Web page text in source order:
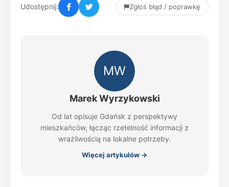
Udostępnij: Zgłoś błąd / poprawkę
MW
Marek Wyrzykowski
Od lat opisuje Gdańsk z perspektywy
mieszkańców, łącząc rzetelność informacji z
wrażliwością na lokalne potrzeby.
Więcej artykułów →